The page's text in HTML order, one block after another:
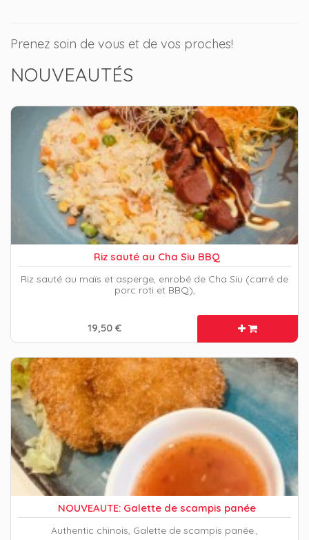
Prenez soin de vous et de vos proches!
NOUVEAUTÉS
Riz sauté au Cha Siu BBQ
Riz sauté au maïs et asperge, enrobé de Cha Siu (carré de
porc roti et BBQ),
19,50 €
NOUVEAUTE: Galette de scampis panée
Authentic chinois, Galette de scampis panée.,